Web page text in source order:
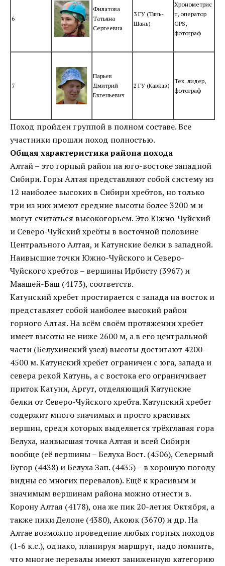
6
Филатова
Татьяна
Сергеевна
3 ГУ (Тянь-
Шань)
Хронометрис
т, оператор
GPS,
фотограф
7
Парьев
Дмитрий
Евгеньевич
2 ГУ (Кавказ)
Тех. лидер,
фотограф
Поход пройден группой в полном составе. Все
участники прошли поход полностью.
Общая характеристика района похода
Алтай – это горный район на юго-востоке западной
Сибири. Горы Алтая представляют собой систему из
12 наиболее высоких в Сибири хребтов, но только
три из них имеют средние высоты более 3200 м и
могут считаться высокогорьем. Это Южно-Чуйский
и Северо-Чуйский хребты в восточной половине
Центрального Алтая, и Катунские белки в западной.
Наивысшие точки Южно-Чуйского и Северо-
Чуйского хребтов – вершины Ирбисту (3967) и
Маашей-Баш (4173), соответств.
Катунский хребет простирается с запада на восток и
представляет собой наиболее высокий район
горного Алтая. На всём своём протяжении хребет
имеет высоты не ниже 2600 м, а в его центральной
части (Белухинский узел) высоты достигают 4200-
4500 м. Катунский хребет ограничен с юга, запада и
севера рекой Катунь, а с востока его ограничивает
приток Катуни, Аргут, отделяющий Катунские
белки от Северо-Чуйского хребта. Катунский хребет
содержит много значимых и просто красивых
вершин, среди которых выделяется трёхглавая гора
Белуха, наивысшая точка Алтая и всей Сибири
вообще (её вершины – Белуха Вост. (4506), Северный
Бугор (4438) и Белуха Зап. (4435) – в хорошую погоду
видны со многих перевалов). Ещё к красивым и
значимым вершинам района можно отнести в.
Корону Алтая (4178), она же пик 20-летия Октября, а
также пики Делоне (4380), Акоюк (3670) и др. На
Алтае возможно проведение любых горных походов
(1-6 к.с.), однако, планируя маршрут, надо помнить,
что многие перевалы имеют заниженную категорию